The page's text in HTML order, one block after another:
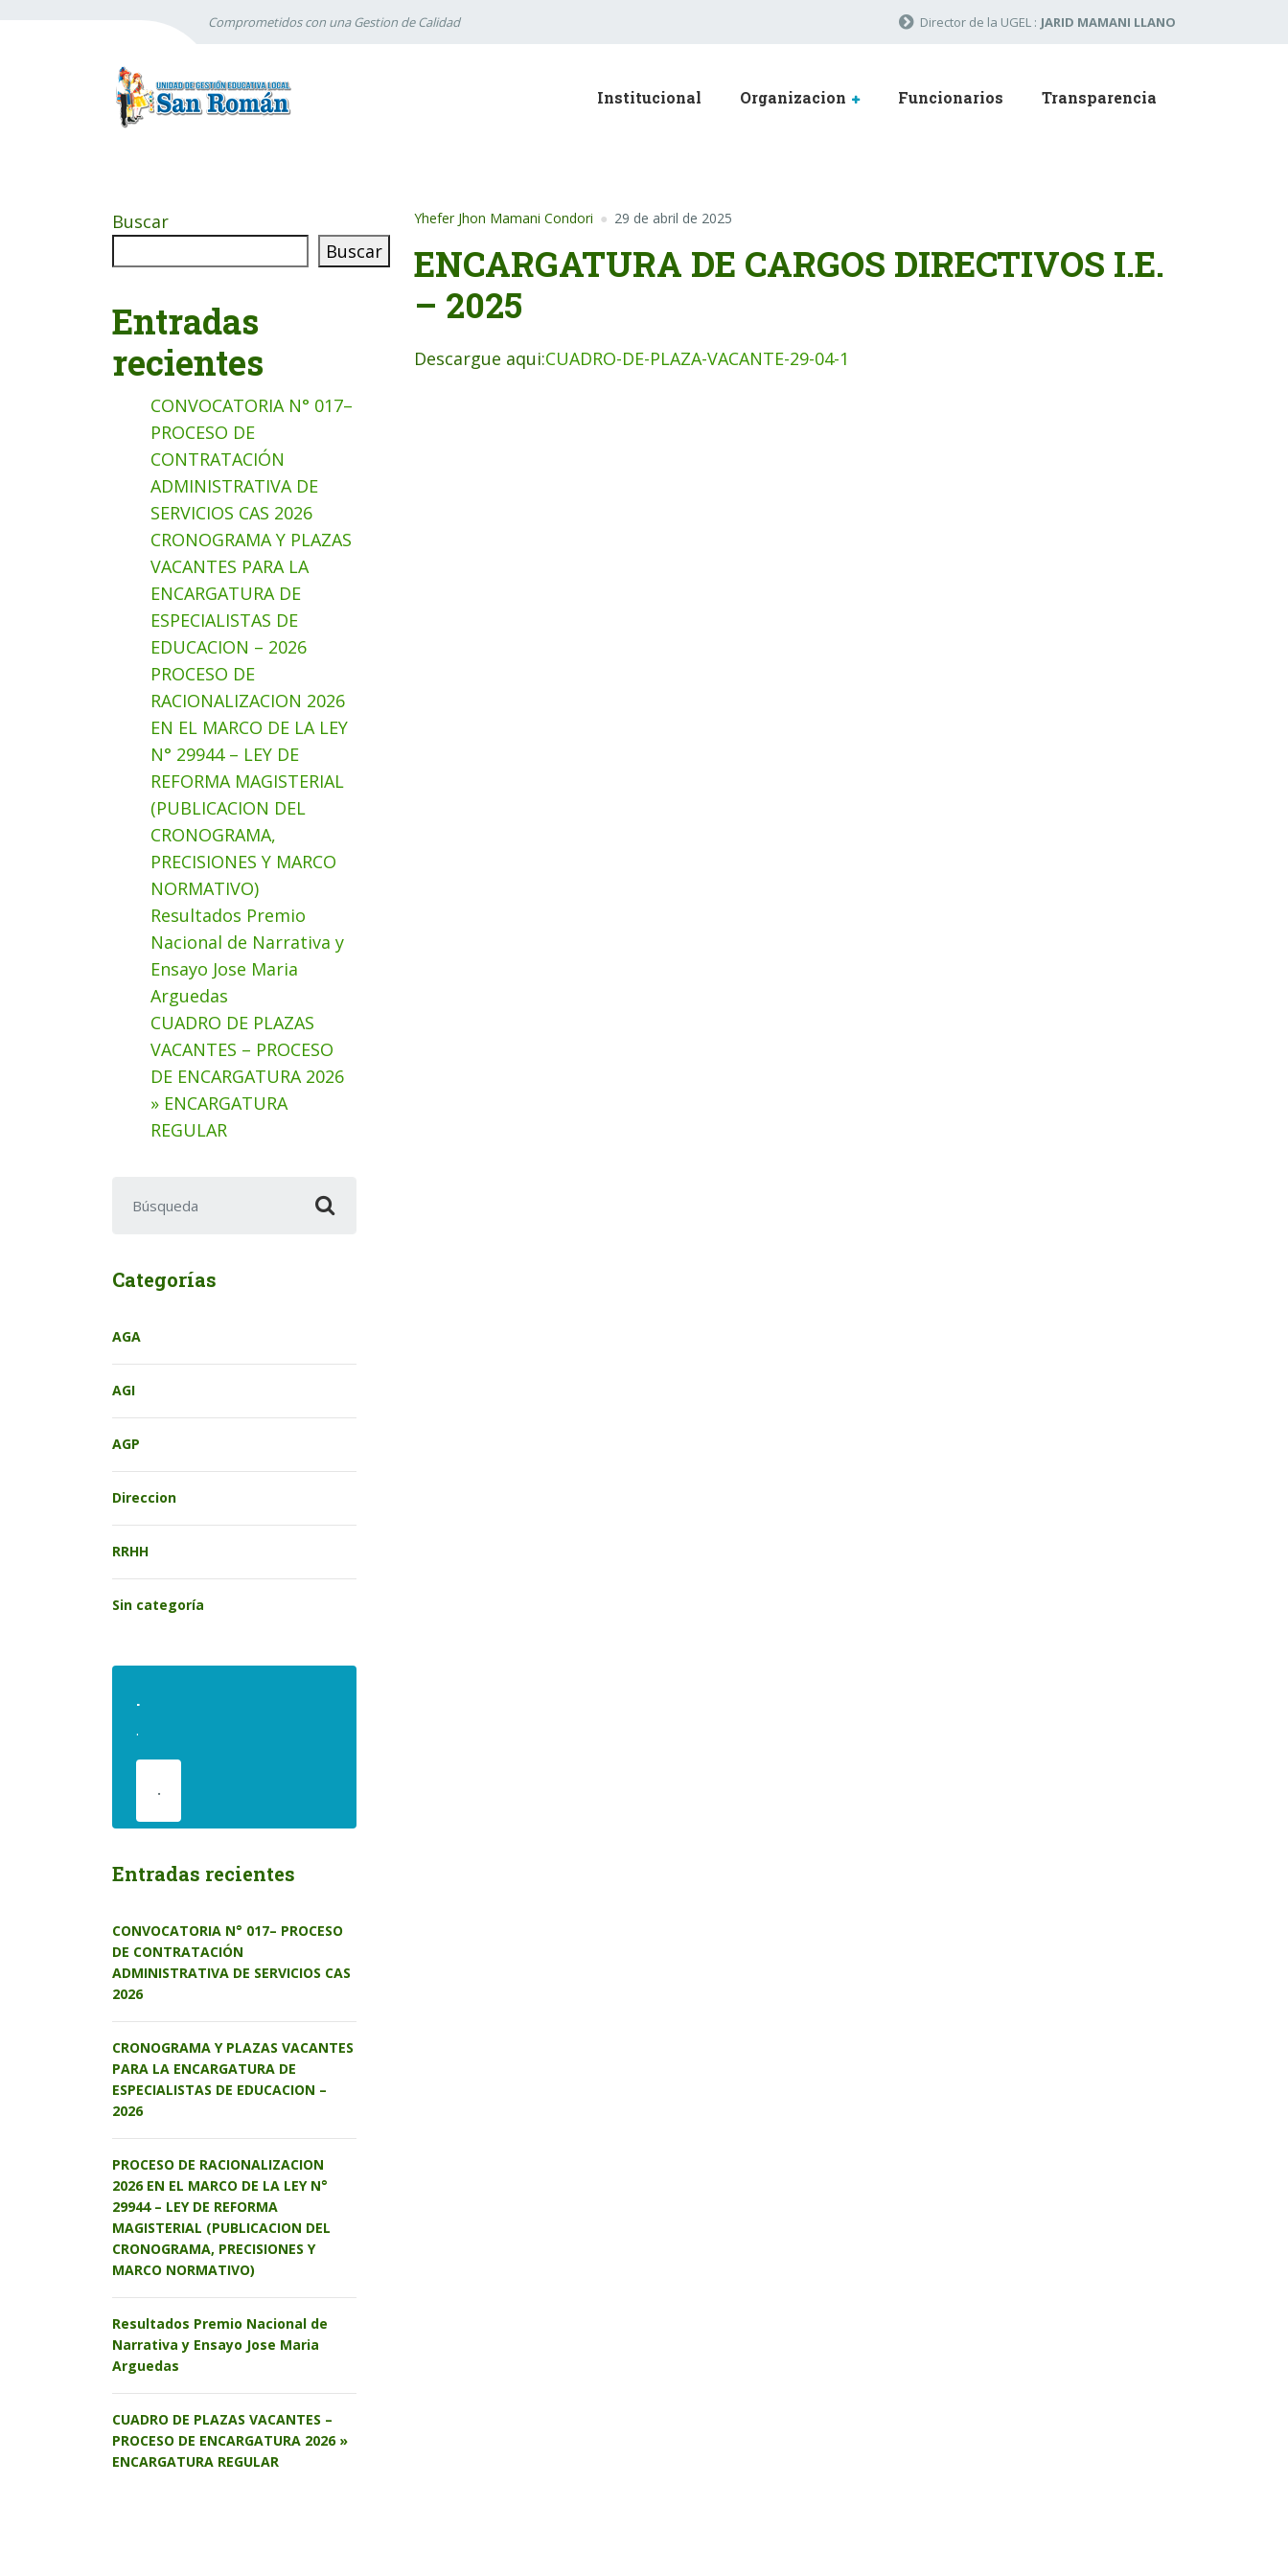
Comprometidos con una Gestion de Calidad Director de la UGEL : JARID MAMANI LLANO
Institucional Organizacion Funcionarios Transparencia
Yhefer Jhon Mamani Condori 29 de abril de 2025
ENCARGATURA DE CARGOS DIRECTIVOS I.E.
– 2025
Descargue aqui:CUADRO-DE-PLAZA-VACANTE-29-04-1
Buscar
Buscar
Entradas
recientes
CONVOCATORIA N° 017–
PROCESO DE
CONTRATACIÓN
ADMINISTRATIVA DE
SERVICIOS CAS 2026
CRONOGRAMA Y PLAZAS
VACANTES PARA LA
ENCARGATURA DE
ESPECIALISTAS DE
EDUCACION – 2026
PROCESO DE
RACIONALIZACION 2026
EN EL MARCO DE LA LEY
N° 29944 – LEY DE
REFORMA MAGISTERIAL
(PUBLICACION DEL
CRONOGRAMA,
PRECISIONES Y MARCO
NORMATIVO)
Resultados Premio
Nacional de Narrativa y
Ensayo Jose Maria
Arguedas
CUADRO DE PLAZAS
VACANTES – PROCESO
DE ENCARGATURA 2026
» ENCARGATURA
REGULAR
Categorías
AGA
AGI
AGP
Direccion
RRHH
Sin categoría
.
.
.
Entradas recientes
CONVOCATORIA N° 017– PROCESO
DE CONTRATACIÓN
ADMINISTRATIVA DE SERVICIOS CAS
2026
CRONOGRAMA Y PLAZAS VACANTES
PARA LA ENCARGATURA DE
ESPECIALISTAS DE EDUCACION –
2026
PROCESO DE RACIONALIZACION
2026 EN EL MARCO DE LA LEY N°
29944 – LEY DE REFORMA
MAGISTERIAL (PUBLICACION DEL
CRONOGRAMA, PRECISIONES Y
MARCO NORMATIVO)
Resultados Premio Nacional de
Narrativa y Ensayo Jose Maria
Arguedas
CUADRO DE PLAZAS VACANTES –
PROCESO DE ENCARGATURA 2026 »
ENCARGATURA REGULAR